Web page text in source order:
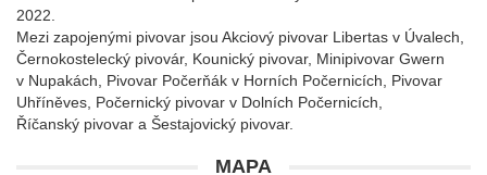
2022.
Mezi zapojenými pivovar jsou Akciový pivovar Libertas v Úvalech,
Černokostelecký pivovár, Kounický pivovar, Minipivovar Gwern
v Nupakách, Pivovar Počerňák v Horních Počernicích, Pivovar
Uhříněves, Počernický pivovar v Dolních Počernicích,
Říčanský pivovar a Šestajovický pivovar.
MAPA